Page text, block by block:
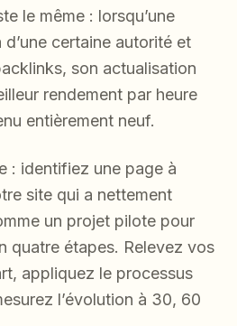
le même : lorsqu’une
certaine autorité et
son actualisation
rendement par heure
entièrement neuf.
: identifiez une page à
site qui a nettement
un projet pilote pour
quatre étapes. Relevez vos
appliquez le processus
l’évolution à 30, 60